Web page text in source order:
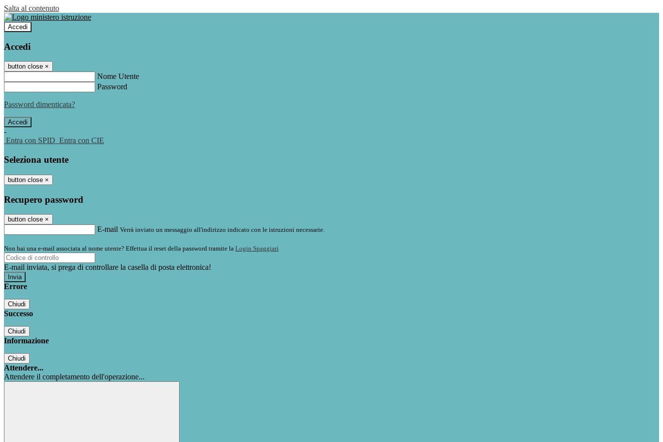
Salta al contenuto
Accedi
Accedi
button close ×
Nome Utente
Password
Password dimenticata?
-
Entra con SPID Entra con CIE
Seleziona utente
button close ×
Recupero password
button close ×
E-mail Verrà inviato un messaggio all'indirizzo indicato con le istruzioni necessarie.
Non hai una e-mail associata al nome utente? Effettua il reset della password tramite la Login Spaggiari
E-mail inviata, si prega di controllare la casella di posta elettronica!
Errore
Chiudi
Successo
Chiudi
Informazione
Chiudi
Attendere...
Attendere il completamento dell'operazione...